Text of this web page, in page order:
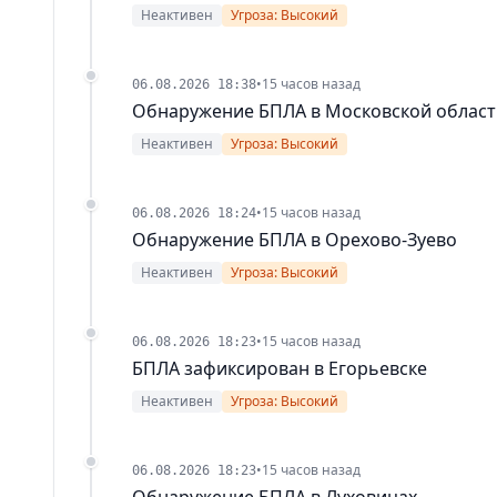
Неактивен Угроза: Высокий
06.08.2026 18:38•15 часов назад
Обнаружение БПЛА в Московской
Неактивен Угроза: Высокий
06.08.2026 18:24•15 часов назад
Обнаружение БПЛА в Орехово-Зуево
Неактивен Угроза: Высокий
06.08.2026 18:23•15 часов назад
БПЛА зафиксирован в Егорьевске
Неактивен Угроза: Высокий
06.08.2026 18:23•15 часов назад